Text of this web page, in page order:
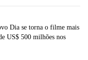
Dia se torna o filme mais
US$ 500 milhões nos